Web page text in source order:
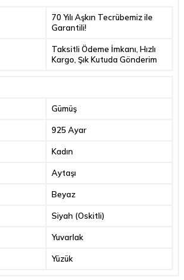
70 Yılı Aşkın Tecrübemiz ile
Garantili!
Taksitli Ödeme İmkanı, Hızlı
Kargo, Şık Kutuda Gönderim
Gümüş
925 Ayar
Kadın
Aytaşı
Beyaz
Siyah (Oskitli)
Yuvarlak
Yüzük